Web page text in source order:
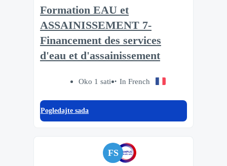
Formation EAU et
ASSAINISSEMENT 7-
Financement des services
d'eau et d'assainissement
Oko 1 sati In French
Pogledajte sada
FS